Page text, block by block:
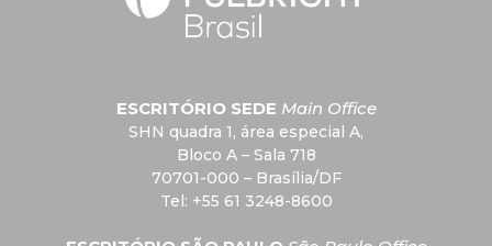
ESCRITÓRIO SEDE Main Office
SHN quadra 1, área especial A,
Bloco A – Sala 718
70701-000 – Brasília/DF
Tel: +55 61 3248-8600